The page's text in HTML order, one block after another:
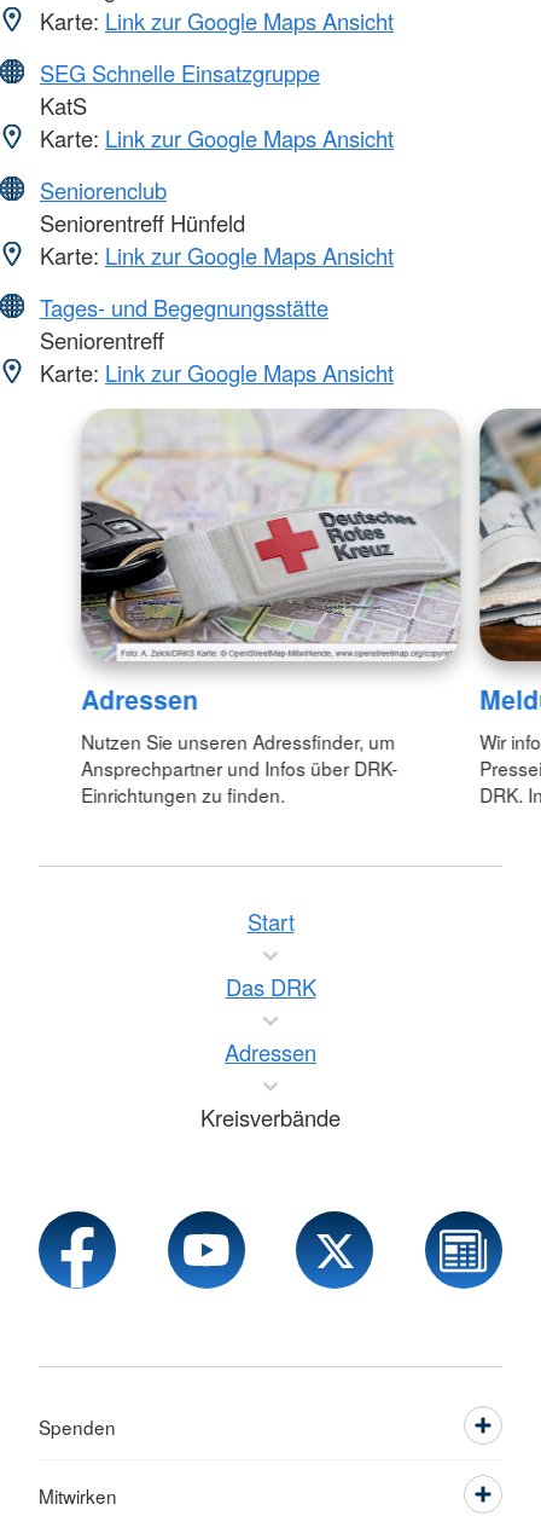
Karte: Link zur Google Maps Ansicht
SEG Schnelle Einsatzgruppe
KatS
Karte: Link zur Google Maps Ansicht
Seniorenclub
Seniorentreff Hünfeld
Karte: Link zur Google Maps Ansicht
Tages- und Begegnungsstätte
Seniorentreff
Karte: Link zur Google Maps Ansicht
Adressen
Nutzen Sie unseren Adressfinder, um
Ansprechpartner und Infos über DRK-
Einrichtungen zu finden.
Wir
DRK.
Start
Das DRK
Adressen
Kreisverbände
Spenden
Mitwirken